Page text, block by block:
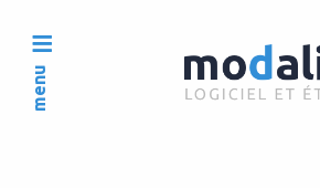
menu